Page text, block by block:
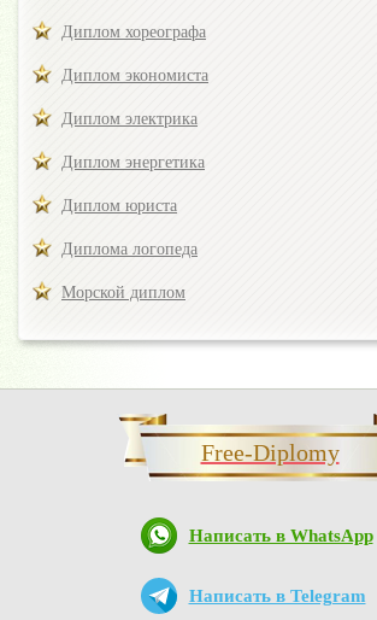
Диплом хореографа
Диплом экономиста
Диплом электрика
Диплом энергетика
Диплом юриста
Диплома логопеда
Морской диплом
Free-Diplomy
Написать в WhatsApp
Написать в Telegram